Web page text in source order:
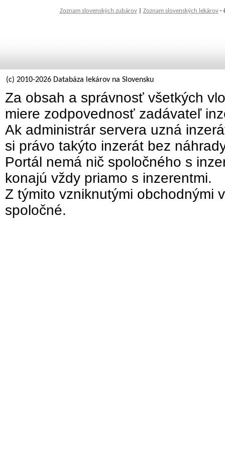
Zoznam slovenských zubárov| Zoznam slovenských lekárov-
(c) 2010-2026 Databáza lekárov na Slovensku
Za obsah a správnosť všetkých
miere zodpovednosť zadávateľ
Ak administrár servera uzná
si právo takýto inzerát bez
Portál nemá nič spoločného s
konajú vždy priamo s inzerentmi.
Z týmito vzniknutými obchodnými
spoločné.